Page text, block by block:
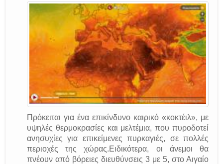
Πρόκειται για ένα επικίνδυνο καιρικό «κοκτέιλ», με
υψηλές θερμοκρασίες και μελτέμια, που πυροδοτεί
ανησυχίες για επικείμενες πυρκαγιές, σε πολλές
περιοχές της χώρας.Ειδικότερα, οι άνεμοι θα
πνέουν από βόρειες διευθύνσεις 3 με 5, στο Αιγαίο